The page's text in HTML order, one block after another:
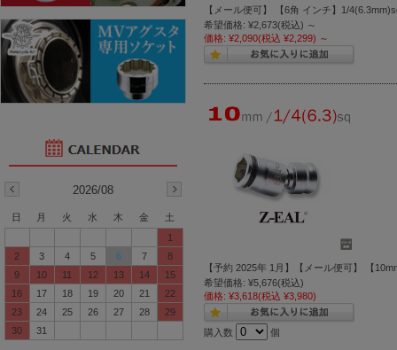
【メール便可】 【6角 インチ】1/
希望価格: ¥2,673(税込) ～
価格: ¥2,090(税込 ¥2,299) ～
【予約 2025年 1月】【メール便可】 【
希望価格: ¥5,676(税込)
価格: ¥3,618(税込 ¥3,980)
購入数 個
2026/08
日 月 火 水 木 金
土
1
2
3 4 5 6 7
8
9
10 11 12 13 14
15
16
17 18 19 20 21
22
23
24 25 26 27 28
29
30
31